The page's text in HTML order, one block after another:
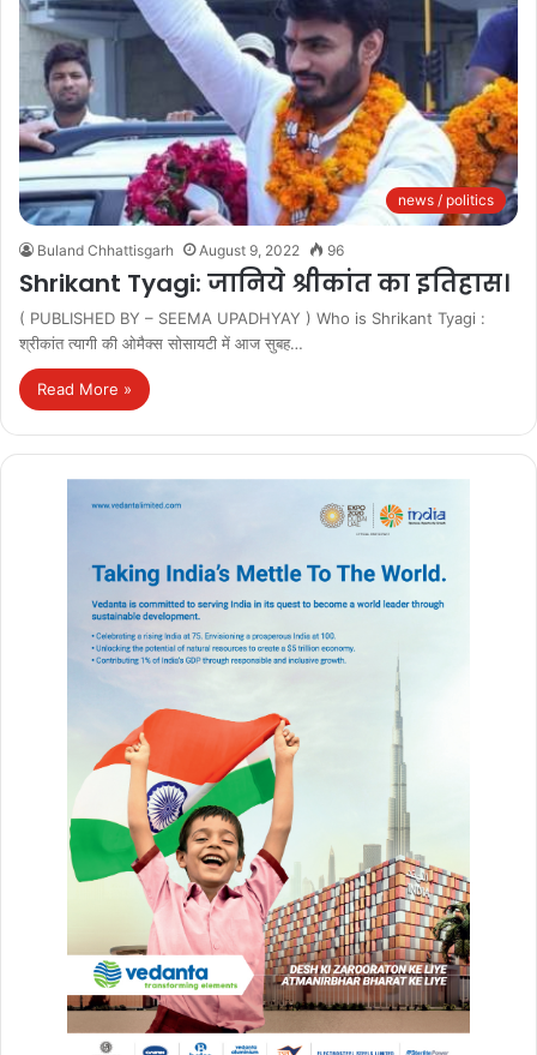
news / politics
Buland Chhattisgarh August 9, 2022 96
Shrikant Tyagi: जानिये श्रीकांत का इतिहास।
( PUBLISHED BY – SEEMA UPADHYAY ) Who is Shrikant Tyagi :
श्रीकांत त्यागी की ओमैक्स सोसायटी में आज सुबह…
Read More »